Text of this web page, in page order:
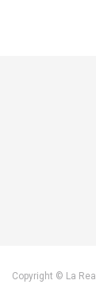
Copyright © La